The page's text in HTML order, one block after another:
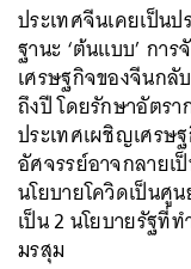
ประเทศจีนเคยเป็น
ฐานะ ‘ต้นแบบ’ กา
เศรษฐกิจของจีนกลั
ถึงปี โดยรักษาอัตร
ประเทศเผชิญเศรษ
อัศจรรย์อาจกลายเ
นโยบายโควิดเป็นศู
เป็น 2 นโยบายรัฐที่
มรสุม